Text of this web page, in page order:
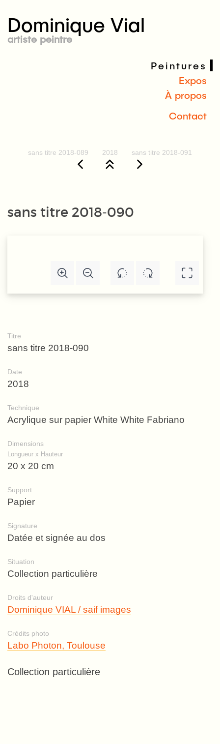
Dominique Vial
artiste peintre
Peintures
Expos
À propos
Contact
sans titre 2018-089 2018 sans titre 2018-091
sans titre 2018-090
Titre
sans titre 2018-090
Date
2018
Technique
Acrylique sur papier White White Fabriano
Dimensions
Longueur x Hauteur
20 x 20 cm
Support
Papier
Signature
Datée et signée au dos
Situation
Collection particulière
Droits d'auteur
Dominique VIAL / saif images
Crédits photo
Labo Photon, Toulouse
Collection particulière